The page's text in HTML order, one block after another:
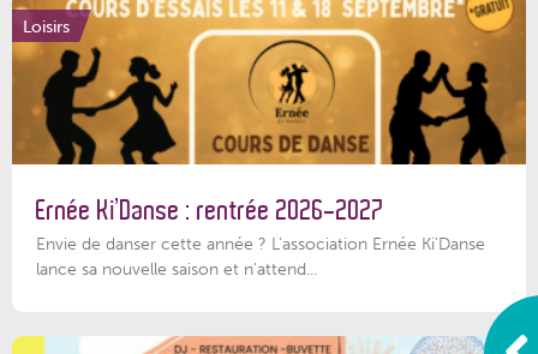
Loisirs
Ernée Ki’Danse : rentrée 2026-2027
Envie de danser cette année ? L'association Ernée Ki'Danse
lance sa nouvelle saison et n'attend...